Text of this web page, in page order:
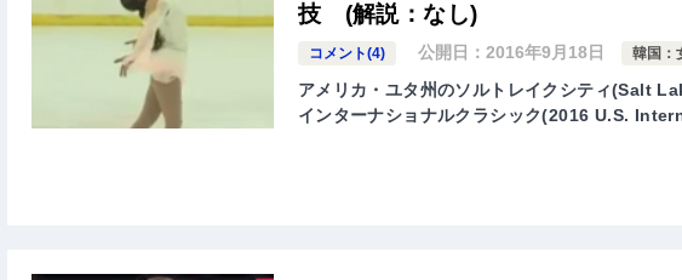
技 (解説：なし)
コメント(4) 公開日：2016年9月18日 韓国：
アメリカ・ユタ州のソルトレイクシティ(Salt
インターナショナルクラシック(2016 U.S.